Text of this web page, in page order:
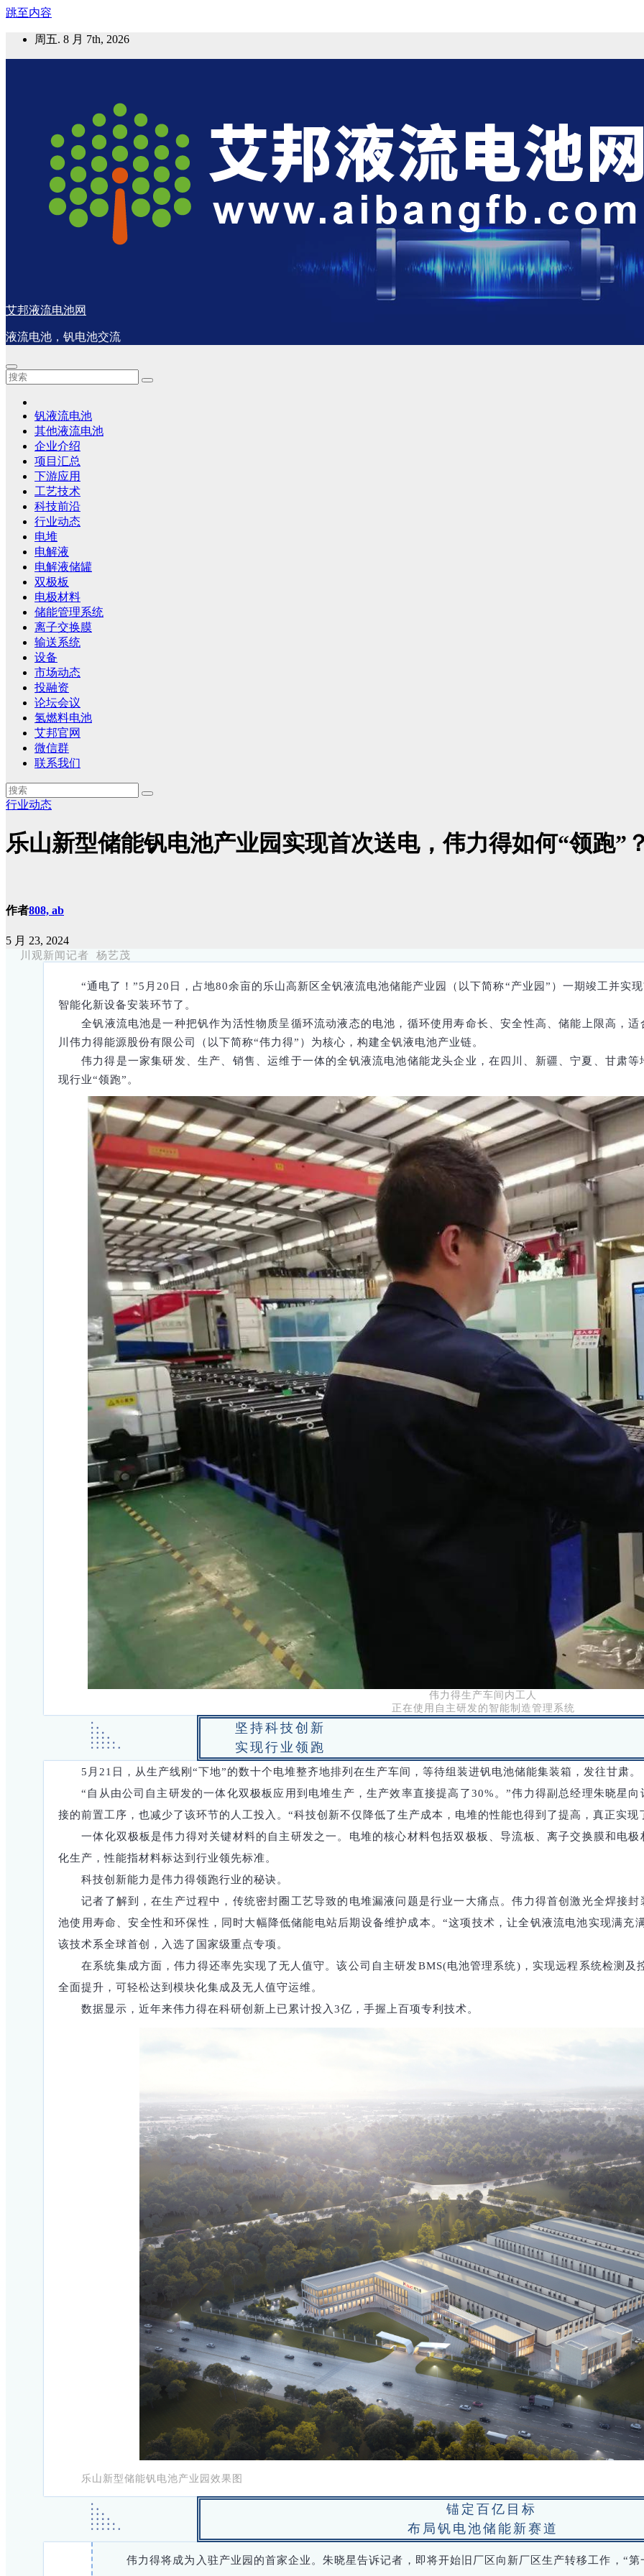
跳至内容
周五. 8 月 7th, 2026
艾邦液流电池网
液流电池，钒电池交流
钒液流电池
其他液流电池
企业介绍
项目汇总
下游应用
工艺技术
科技前沿
行业动态
电堆
电解液
电解液储罐
双极板
电极材料
储能管理系统
离子交换膜
输送系统
设备
市场动态
投融资
论坛会议
氢燃料电池
艾邦官网
微信群
联系我们
行业动态
乐山新型储能钒电池产业园实现首次送电，伟力得如何“领跑”
作者808, ab
5 月 23, 2024
川观新闻记者 杨艺茂
“通电了！”5月20日，占地80余亩的乐山高新区全钒液流电池储能产业园（以下简称“产业园”）一期竣工并实
智能化新设备安装环节了。
全钒液流电池是一种把钒作为活性物质呈循环流动液态的电池，循环使用寿命长、安全性高、储能上限高，
川伟力得能源股份有限公司（以下简称“伟力得”）为核心，构建全钒液电池产业链。
伟力得是一家集研发、生产、销售、运维于一体的全钒液流电池储能龙头企业，在四川、新疆、宁夏、甘肃
现行业“领跑”。
伟力得生产车间内工人
正在使用自主研发的智能制造管理系统
坚持科技创新
实现行业领跑
5月21日，从生产线刚“下地”的数十个电堆整齐地排列在生产车间，等待组装进钒电池储能集装箱，发往甘肃。
“自从由公司自主研发的一体化双极板应用到电堆生产，生产效率直接提高了30%。”伟力得副总经理朱晓星
接的前置工序，也减少了该环节的人工投入。“科技创新不仅降低了生产成本，电堆的性能也得到了提高，真正实现
一体化双极板是伟力得对关键材料的自主研发之一。电堆的核心材料包括双极板、导流板、离子交换膜和电
化生产，性能指材料标达到行业领先标准。
科技创新能力是伟力得领跑行业的秘诀。
记者了解到，在生产过程中，传统密封圈工艺导致的电堆漏液问题是行业一大痛点。伟力得首创激光全焊接
池使用寿命、安全性和环保性，同时大幅降低储能电站后期设备维护成本。“这项技术，让全钒液流电池实现满充
该技术系全球首创，入选了国家级重点专项。
在系统集成方面，伟力得还率先实现了无人值守。该公司自主研发BMS(电池管理系统)，实现远程系统检测
全面提升，可轻松达到模块化集成及无人值守运维。
数据显示，近年来伟力得在科研创新上已累计投入3亿，手握上百项专利技术。
乐山新型储能钒电池产业园效果图
锚定百亿目标
布局钒电池储能新赛道
伟力得将成为入驻产业园的首家企业。朱晓星告诉记者，即将开始旧厂区向新厂区生产转移工作，“